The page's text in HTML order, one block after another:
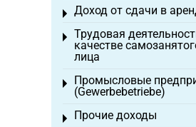
Доход от сдачи в
Toggle menu
Трудовая
качестве
лица
Toggle menu
Промысловые
(Gewerbebetriebe)
Toggle menu
Прочие доходы
Toggle menu